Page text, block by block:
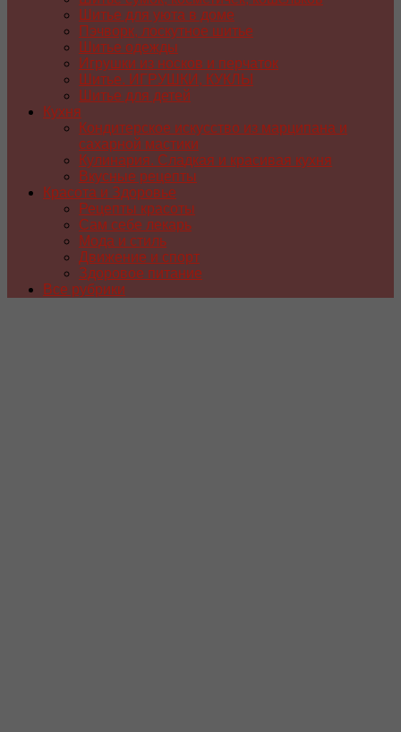
Шитье для уюта в доме
Пэчворк, лоскутное шитье
Шитье одежды
Игрушки из носков и перчаток
Шитье. ИГРУШКИ, КУКЛЫ
Шитье для детей
Кухня
Кондитерское искусство из марципана и
сахарной мастики
Кулинария. Сладкая и красивая кухня
Вкусные рецепты
Красота и Здоровье
Рецепты красоты
Сам себе лекарь
Мода и стиль
Движение и спорт
Здоровое питание
Все рубрики